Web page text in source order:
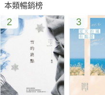
本類暢銷榜
2 3